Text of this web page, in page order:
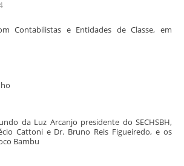
Contabilistas e Entidades de Classe, em
da Luz Arcanjo presidente do SECHSBH,
Cattoni e Dr. Bruno Reis Figueiredo, e os
Bambu